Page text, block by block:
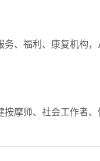
福利、康复机构，
摩师、社会工作者、